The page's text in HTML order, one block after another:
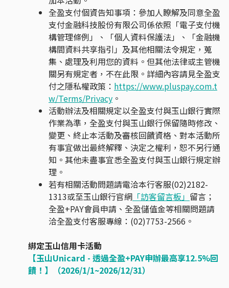
全盈支付個資告知事項：參加人瞭解及同意全盈
支付金融科技股份有限公司係依照「電子支付機
構管理條例」、「個人資料保護法」、「金融機
構間資料共享指引」及其他相關法令規定，蒐
集、處理及利用您的資料。但其他法律或主管機
關另有規定者，不在此限。詳細內容請見全盈支
付之隱私權政策： https://www.pluspay.com.t
w/Terms/Privacy 。
活動辦法及相關規定以全盈支付與玉山銀行實際
作業為準，全盈支付與玉山銀行保留隨時修改、
變更、終止本活動及審核回饋資格、對本活動所
有事宜做出最終解釋、決定之權利，恕不另行通
知。其他未盡事宜悉全盈支付與玉山銀行規定辦
理。
若有相關活動問題請電洽本行客服(02)2182-
1313或至玉山銀行官網 「訪客留言板」 留言；
全盈+PAY會員申請、全盈儲值金等相關問題請
洽全盈支付客服專線：(02)7753-2566。
綁定玉山信用卡活動
【玉山Unicard - 透過全盈+PAY申辦最高享12.5%回
饋！】（2026/1/1~2026/12/31）